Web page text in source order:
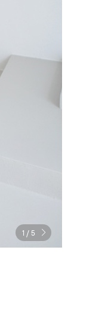
1 / 5